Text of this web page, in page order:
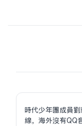
時代少年團成員
線，海外沒有QQ